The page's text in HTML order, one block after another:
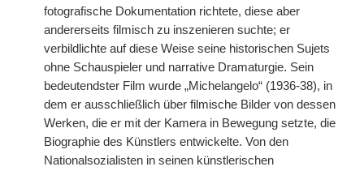
fotografische Dokumentation richtete, diese aber
andererseits filmisch zu inszenieren suchte; er
verbildlichte auf diese Weise seine historischen Sujets
ohne Schauspieler und narrative Dramaturgie. Sein
bedeutendster Film wurde „Michelangelo“ (1936-38), in
dem er ausschließlich über filmische Bilder von dessen
Werken, die er mit der Kamera in Bewegung setzte, die
Biographie des Künstlers entwickelte. Von den
Nationalsozialisten in seinen künstlerischen